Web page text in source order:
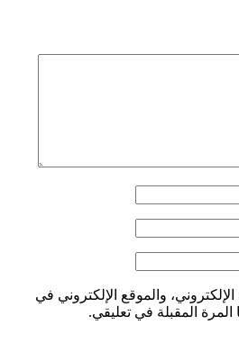
والموقع الإلكتروني في
المقبلة في تعليقي.